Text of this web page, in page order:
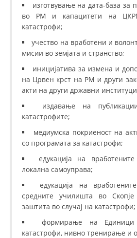
изготвување на дата-база за
во РМ и капацитети на
катастрофи;
учество на вработени и
мисии во земјата и странство;
иницијатива за измена и
на Црвен крст на РМ и други
акти на други државни
издавање на
катастрофите;
медиумска покриеност на
со програмата за катастрофи;
едукација на
локална самоуправа;
едукација на
средните училишта во
заштита во случај на катастрофи;
формирање на
катастрофи, нивно тренирање и